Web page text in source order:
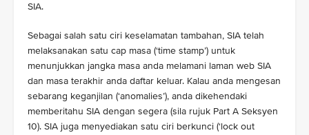
SIA.
Sebagai salah satu ciri keselamatan tambahan, SIA telah
melaksanakan satu cap masa (‘time stamp’) untuk
menunjukkan jangka masa anda melamani laman web SIA
dan masa terakhir anda daftar keluar. Kalau anda mengesan
sebarang keganjilan (‘anomalies’), anda dikehendaki
memberitahu SIA dengan segera (sila rujuk Part A Seksyen
10). SIA juga menyediakan satu ciri berkunci (‘lock out